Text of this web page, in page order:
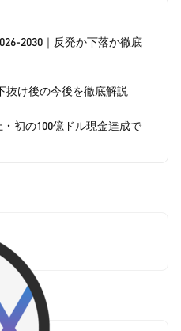
2030｜反発か下落か徹底
抜け後の今後を徹底解説
初の100億ドル現金達成で